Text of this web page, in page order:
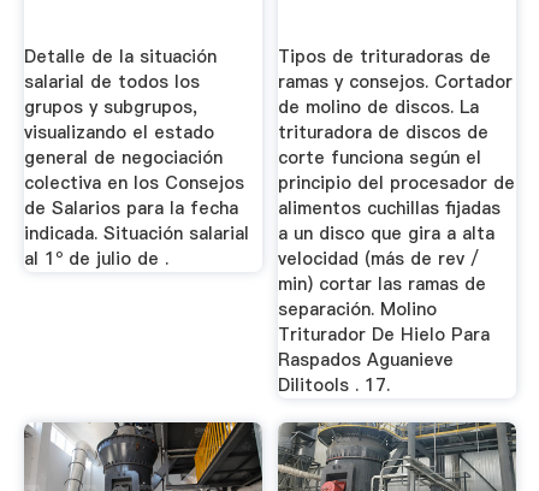
Detalle de la situación
salarial de todos los
grupos y subgrupos,
visualizando el estado
general de negociación
colectiva en los Consejos
de Salarios para la fecha
indicada. Situación salarial
al 1º de julio de .
Tipos de trituradoras de
ramas y consejos. Cortador
de molino de discos. La
trituradora de discos de
corte funciona según el
principio del procesador de
alimentos cuchillas fijadas
a un disco que gira a alta
velocidad (más de rev /
min) cortar las ramas de
separación. Molino
Triturador De Hielo Para
Raspados Aguanieve
Dilitools . 17.